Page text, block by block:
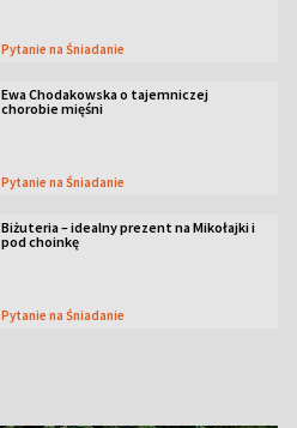
Pytanie na Śniadanie
Ewa Chodakowska o tajemniczej
chorobie mięśni
Pytanie na Śniadanie
Biżuteria – idealny prezent na Mikołajki i
pod choinkę
Pytanie na Śniadanie